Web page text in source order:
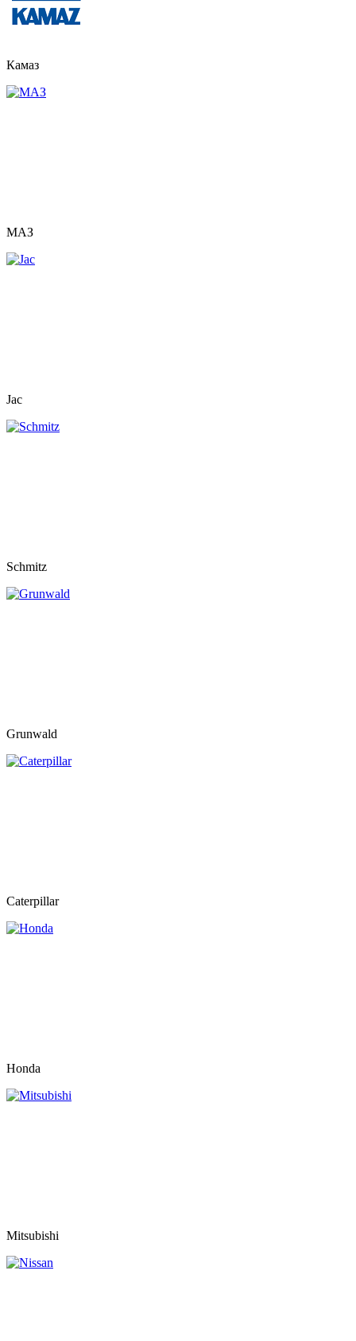
Камаз
МАЗ
Jac
Schmitz
Grunwald
Caterpillar
Honda
Mitsubishi